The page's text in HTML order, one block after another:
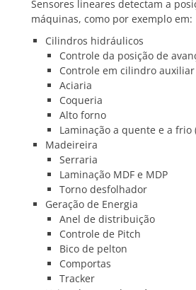
Sensores lineares detectam a
máquinas, como por exemplo em:
Cilindros hidráulicos
Controle da posição de
Controle em cilindro auxiliar
Aciaria
Coqueria
Alto forno
Laminação a quente e a frio
Madeireira
Serraria
Laminação MDF e MDP
Torno desfolhador
Geração de Energia
Anel de distribuição
Controle de Pitch
Bico de pelton
Comportas
Tracker